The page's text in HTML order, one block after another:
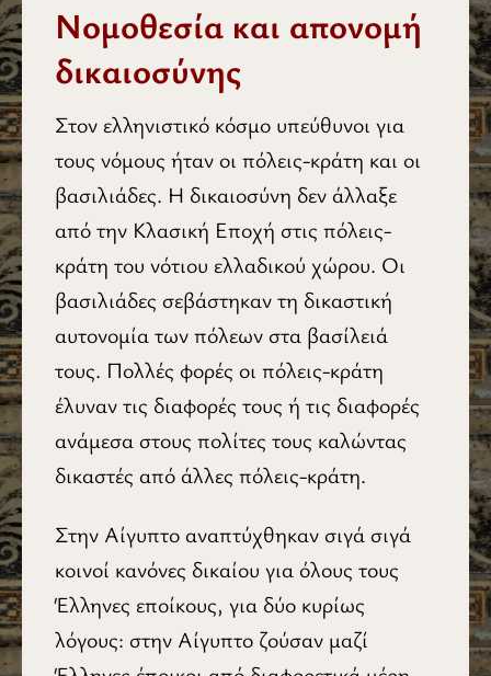
Νομοθεσία και απονομή
δικαιοσύνης
Στον ελληνιστικό κόσμο υπεύθυνοι για
τους νόμους ήταν οι πόλεις-κράτη και οι
βασιλιάδες. Η δικαιοσύνη δεν άλλαξε
από την Κλασική Εποχή στις πόλεις-
κράτη του νότιου ελλαδικού χώρου. Οι
βασιλιάδες σεβάστηκαν τη δικαστική
αυτονομία των πόλεων στα βασίλειά
τους. Πολλές φορές οι πόλεις-κράτη
έλυναν τις διαφορές τους ή τις διαφορές
ανάμεσα στους πολίτες τους καλώντας
δικαστές από άλλες πόλεις-κράτη.
Στην Αίγυπτο αναπτύχθηκαν σιγά σιγά
κοινοί κανόνες δικαίου για όλους τους
Έλληνες εποίκους, για δύο κυρίως
λόγους: στην Αίγυπτο ζούσαν μαζί